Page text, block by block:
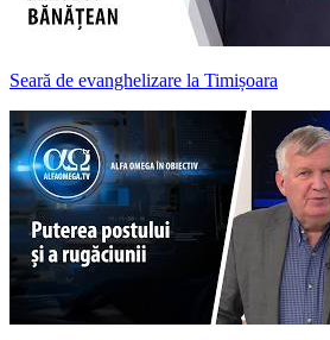
Seară de evanghelizare la Timișoara